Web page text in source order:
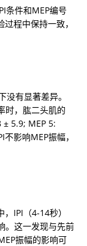
条件和MEP编号
程中保持一致，
有显著差异。
时，肱二头肌的
± 5.9; MEP 5:
影响MEP振幅，
IPI（4-14秒）
。这一发现与先前
振幅的影响可